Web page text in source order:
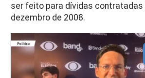
ser feito para dívidas contratadas
dezembro de 2008.